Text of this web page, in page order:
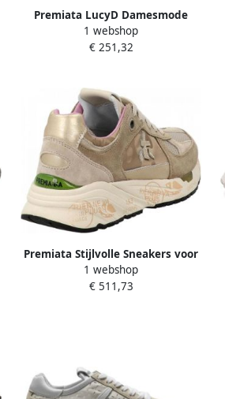
Premiata LucyD Damesmode
Sneakers
1 webshop
€ 251,32
Premiata Stijlvolle Sneakers voor
Dagelijks Gebruik Multicolor
Dames
1 webshop
€ 511,73